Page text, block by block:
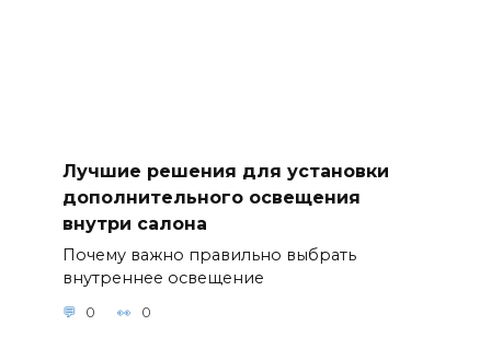
Лучшие решения для установки
дополнительного освещения
внутри салона
Почему важно правильно выбрать
внутреннее освещение
0 0